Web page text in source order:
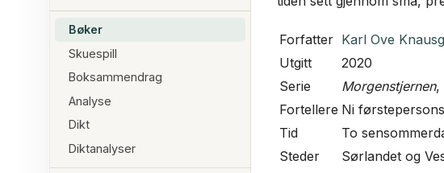
Bøker
Skuespill
Boksammendrag
Analyse
Dikt
Diktanalyser
Forfatter Karl Ove
Utgitt
2020
Serie
Morgenstjernen,
Fortellere Ni
Tid
To
Steder
Sørlandet og